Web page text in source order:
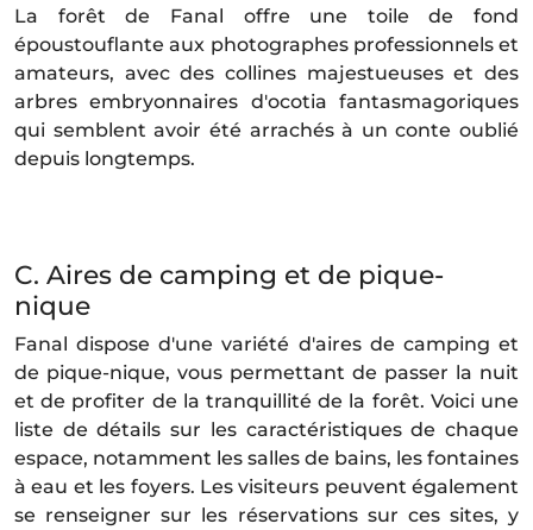
La forêt de Fanal offre une toile de fond
époustouflante aux photographes professionnels et
amateurs, avec des collines majestueuses et des
arbres embryonnaires d'ocotia fantasmagoriques
qui semblent avoir été arrachés à un conte oublié
depuis longtemps.
C. Aires de camping et de pique-
nique
Fanal dispose d'une variété d'aires de camping et
de pique-nique, vous permettant de passer la nuit
et de profiter de la tranquillité de la forêt. Voici une
liste de détails sur les caractéristiques de chaque
espace, notamment les salles de bains, les fontaines
à eau et les foyers. Les visiteurs peuvent également
se renseigner sur les réservations sur ces sites, y